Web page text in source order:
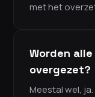
met het
Worden
overgezet?
Meestal wel,